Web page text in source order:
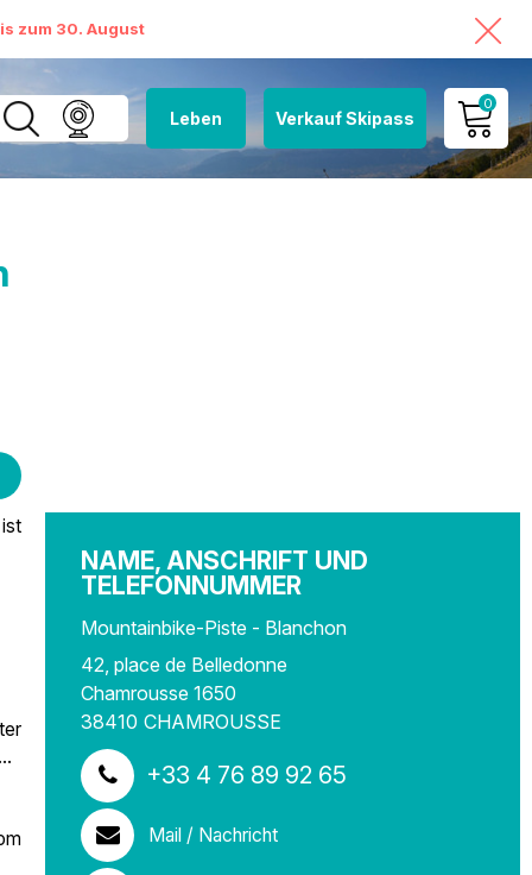
zum 30. August
Leben Verkauf Skipass
0
MEIN KONTO
NAME, ANSCHRIFT UND
TELEFONNUMMER
Mountainbike-Piste - Blanchon
42, place de Belledonne
Chamrousse 1650
38410 CHAMROUSSE
+33 4 76 89 92 65
Mail / Nachricht